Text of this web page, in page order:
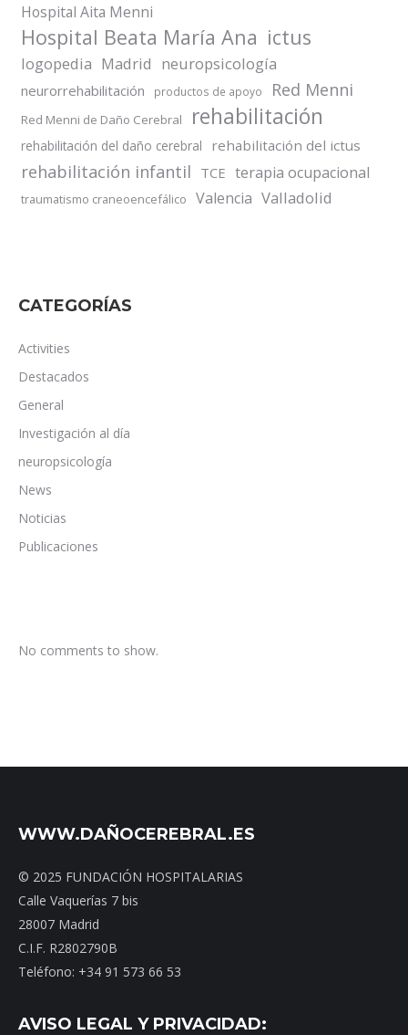
Hospital Aita Menni
Hospital Beata María Ana ictus
logopedia Madrid neuropsicología
neurorrehabilitación productos de apoyo Red Menni
Red Menni de Daño Cerebral rehabilitación
rehabilitación del daño cerebral rehabilitación del ictus
rehabilitación infantil TCE terapia ocupacional
traumatismo craneoencefálico Valencia Valladolid
CATEGORÍAS
Activities
Destacados
General
Investigación al día
neuropsicología
News
Noticias
Publicaciones
No comments to show.
WWW.DAÑOCEREBRAL.ES
© 2025 FUNDACIÓN HOSPITALARIAS
Calle Vaquerías 7 bis
28007 Madrid
C.I.F. R2802790B
Teléfono: +34 91 573 66 53
AVISO LEGAL Y PRIVACIDAD: